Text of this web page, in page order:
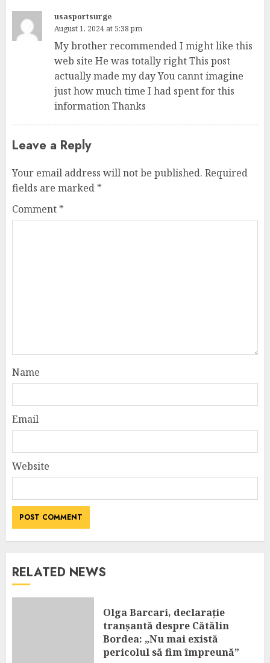
usasportsurge
August 1, 2024 at 5:38 pm
My brother recommended I might like this
web site He was totally right This post
actually made my day You cannt imagine
just how much time I had spent for this
information Thanks
Leave a Reply
Your email address will not be published. Required
fields are marked *
Comment *
Name
Email
Website
RELATED NEWS
Olga Barcari, declarație
tranșantă despre Cătălin
Bordea: „Nu mai există
pericolul să fim împreună”